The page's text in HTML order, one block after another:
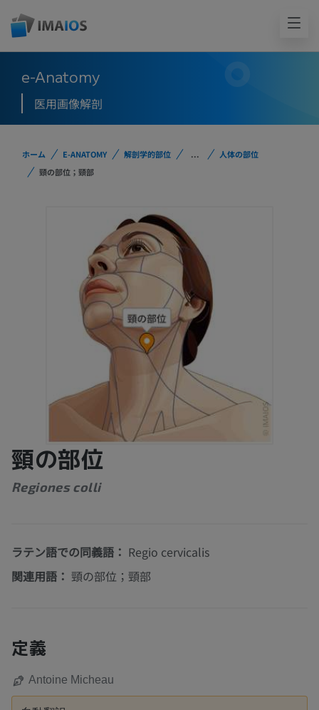
e-Anatomy
医用画像解剖
ホーム E-ANATOMY 解剖学的部位 ...
人体の部位
頸の部位；頸部
頸の部位
Regiones colli
ラテン語での同義語： Regio cervicalis
関連用語： 頸の部位；頸部
定義
Antoine Micheau